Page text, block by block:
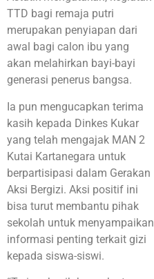
TTD bagi remaja putri
merupakan penyiapan dari
awal bagi calon ibu yang
akan melahirkan bayi-bayi
generasi penerus bangsa.
Ia pun mengucapkan terima
kasih kepada Dinkes Kukar
yang telah mengajak MAN 2
Kutai Kartanegara untuk
berpartisipasi dalam Gerakan
Aksi Bergizi. Aksi positif ini
bisa turut membantu pihak
sekolah untuk menyampaikan
informasi penting terkait gizi
kepada siswa-siswi.